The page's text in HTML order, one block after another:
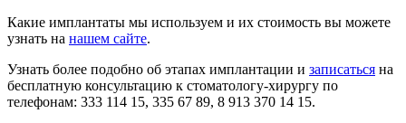
Какие имплантаты мы используем и их стоимость вы можете
узнать на нашем сайте.
Узнать более подобно об этапах имплантации и записаться на
бесплатную консультацию к стоматологу-хирургу по
телефонам: 333 114 15, 335 67 89, 8 913 370 14 15.